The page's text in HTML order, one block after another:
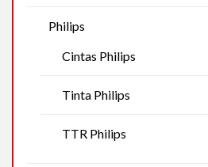
Philips
Cintas Philips
Tinta Philips
TTR Philips